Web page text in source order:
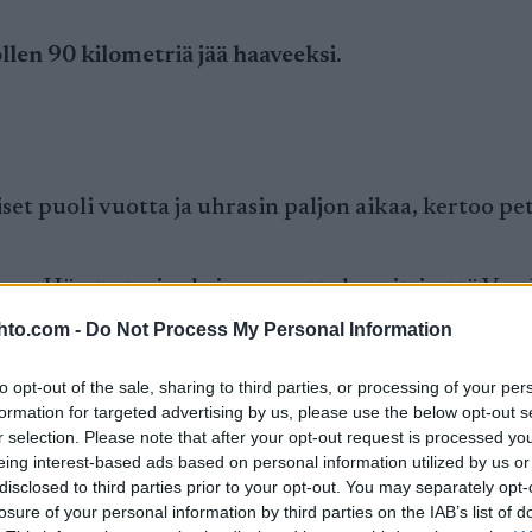
- Do Not Process My Personal Information
opt-out of the sale, sharing to third parties, or processing of your
for targeted advertising by us, please use the below opt-out
selection. Please note that after your opt-out request is processed
interest-based ads based on personal information utilized by us
to third parties prior to your opt-out. You may separately
of your personal information by third parties on the IAB’s list of
90 kilometriä jää haaveeksi.
puoli vuotta ja uhrasin paljon aikaa, kertoo
Hän testasi suksiaan, mutta havaitsi, että
Aikaisemmin myös suosikit Petter